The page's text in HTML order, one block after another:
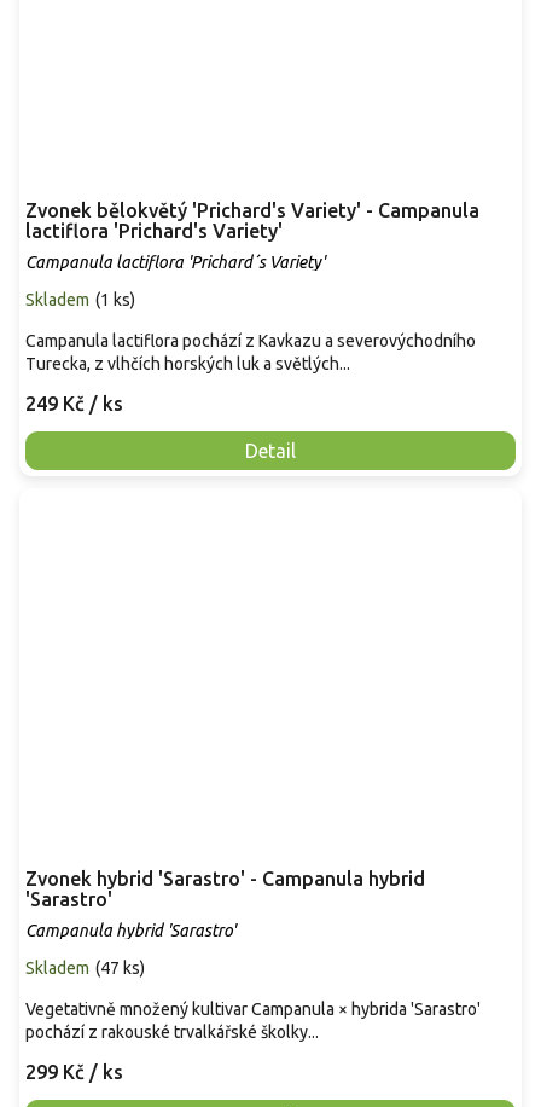
Zvonek bělokvětý 'Prichard's Variety' - Campanula
lactiflora 'Prichard's Variety'
Campanula lactiflora 'Prichard´s Variety'
Skladem (1 ks)
249 Kč / ks
Detail
Campanula lactiflora pochází z Kavkazu a severovýchodního
Turecka, z vlhčích horských luk a světlých...
Zvonek hybrid 'Sarastro' - Campanula hybrid
'Sarastro'
Campanula hybrid 'Sarastro'
Skladem (47 ks)
299 Kč / ks
Vegetativně množený kultivar Campanula × hybrida 'Sarastro'
pochází z rakouské trvalkářské školky...